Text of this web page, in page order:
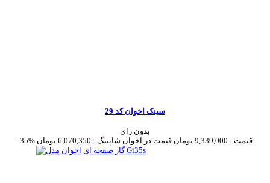
سینک اخوان کد 29
بدون رای
-35%
قیمت : 9,339,000 تومان قیمت در اخوان شاپینگ : 6,070,350 تومان